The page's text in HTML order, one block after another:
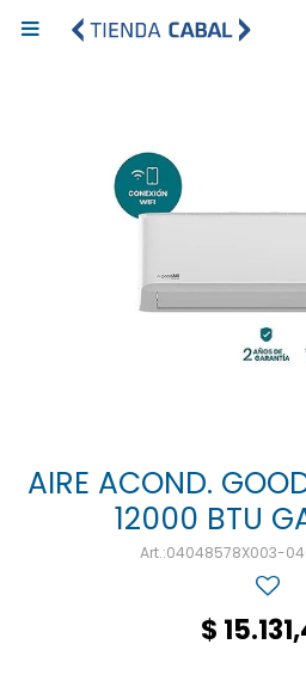

AIRE ACOND.
12000 BTU
04048578X003-
$